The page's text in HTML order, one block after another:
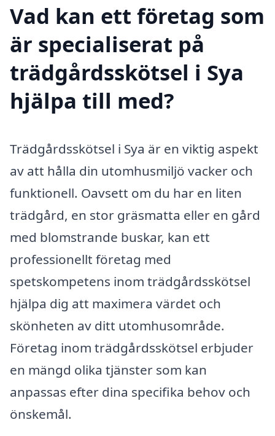
Vad kan ett företag som
är specialiserat på
trädgårdsskötsel i Sya
hjälpa till med?
Trädgårdsskötsel i Sya är en viktig aspekt
av att hålla din utomhusmiljö vacker och
funktionell. Oavsett om du har en liten
trädgård, en stor gräsmatta eller en gård
med blomstrande buskar, kan ett
professionellt företag med
spetskompetens inom trädgårdsskötsel
hjälpa dig att maximera värdet och
skönheten av ditt utomhusområde.
Företag inom trädgårdsskötsel erbjuder
en mängd olika tjänster som kan
anpassas efter dina specifika behov och
önskemål.